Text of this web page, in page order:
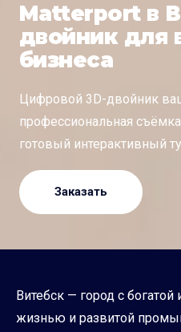
Matterport в
двойник для
бизнеса
Цифровой 3D-двойник
профессиональная
готовый интерактивный
Заказать
Витебск — город с богатой
жизнью и развитой